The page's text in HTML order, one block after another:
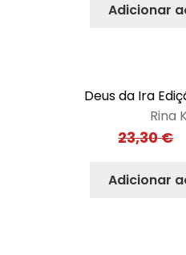
Adicionar
Deus da Ira
Rina
23,30€
Adicionar